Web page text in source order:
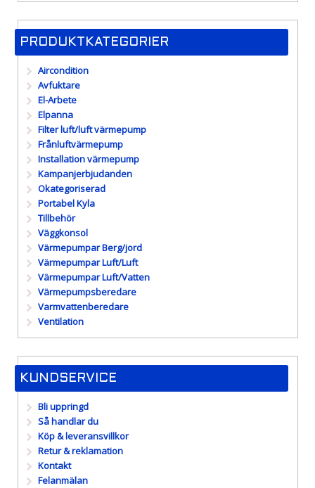
PRODUKTKATEGORIER
Aircondition
Avfuktare
El-Arbete
Elpanna
Filter luft/luft värmepump
Frånluftvärmepump
Installation värmepump
Kampanjerbjudanden
Okategoriserad
Portabel Kyla
Tillbehör
Väggkonsol
Värmepumpar Berg/jord
Värmepumpar Luft/Luft
Värmepumpar Luft/Vatten
Värmepumpsberedare
Varmvattenberedare
Ventilation
KUNDSERVICE
Bli uppringd
Så handlar du
Köp & leveransvillkor
Retur & reklamation
Kontakt
Felanmälan